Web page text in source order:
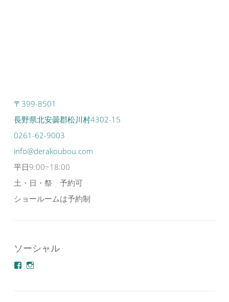
〒399-8501
長野県北安曇郡松川村4302-15
0261-62-9003
info@derakoubou.com
平日9:00~18:00
土・日・祭 予約可
ショールームは予約制
ソーシャル
azuminonoie
derakoubou